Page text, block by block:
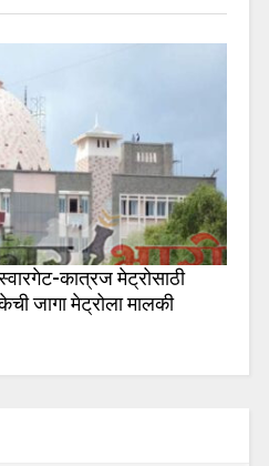
कात्रज मेट्रोसाठी
जागा मेट्रोला मालकी